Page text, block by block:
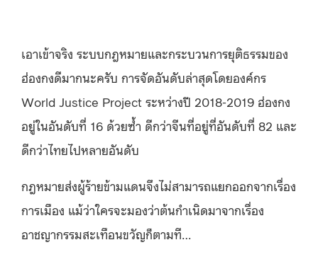
เอาเข้าจริง ระบบกฎหมายและกระบวนการยุติธรรมของ
ฮ่องกงดีมากนะครับ การจัดอันดับล่าสุดโดยองค์กร
World Justice Project ระหว่างปี 2018-2019 ฮ่องกง
อยู่ในอันดับที่ 16 ด้วยซ้ำ ดีกว่าจีนที่อยู่ที่อันดับที่ 82 และ
ดีกว่าไทยไปหลายอันดับ
กฎหมายส่งผู้ร้ายข้ามแดนจึงไม่สามารถแยกออกจากเรื่อง
การเมือง แม้ว่าใครจะมองว่าต้นกำเนิดมาจากเรื่อง
อาชญากรรมสะเทือนขวัญก็ตามที…